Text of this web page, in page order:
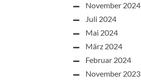
November 2024
Juli 2024
Mai 2024
März 2024
Februar 2024
November 2023